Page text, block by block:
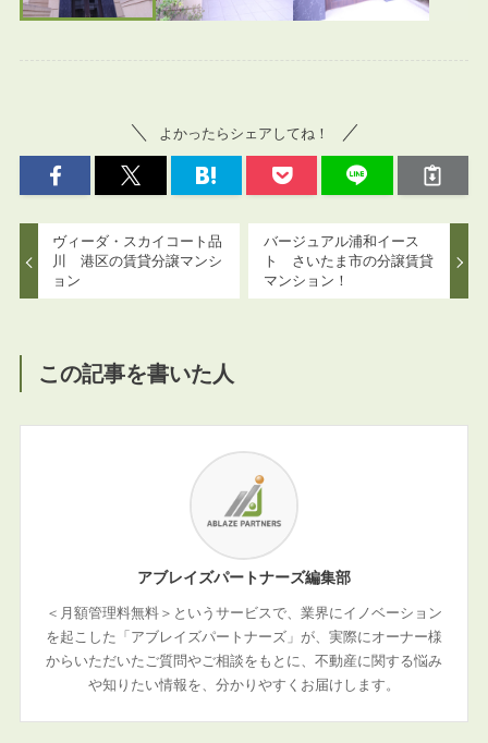
よかったらシェアしてね！
ヴィーダ・スカイコート品
川 港区の賃貸分譲マンシ
ョン
バージュアル浦和イース
ト さいたま市の分譲賃貸
マンション！
この記事を書いた人
アブレイズパートナーズ編集部
＜月額管理料無料＞というサービスで、業界にイノベーション
を起こした「アブレイズパートナーズ」が、実際にオーナー様
からいただいたご質問やご相談をもとに、不動産に関する悩み
や知りたい情報を、分かりやすくお届けします。